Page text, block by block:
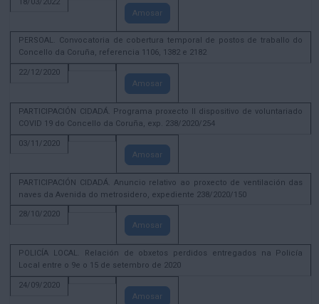
Amosar
PERSOAL. Convocatoria de cobertura temporal de postos de traballo do
Concello da Coruña, referencia 1106, 1382 e 2182
22/12/2020
Amosar
PARTICIPACIÓN CIDADÁ. Programa proxecto II dispositivo de voluntariado
COVID 19 do Concello da Coruña, exp. 238/2020/254
03/11/2020
Amosar
PARTICIPACIÓN CIDADÁ. Anuncio relativo ao proxecto de ventilación das
naves da Avenida do metrosidero, expediente 238/2020/150
28/10/2020
Amosar
POLICÍA LOCAL. Relación de obxetos perdidos entregados na Policía
Local entre o 9e o 15 de setembro de 2020
24/09/2020
Amosar